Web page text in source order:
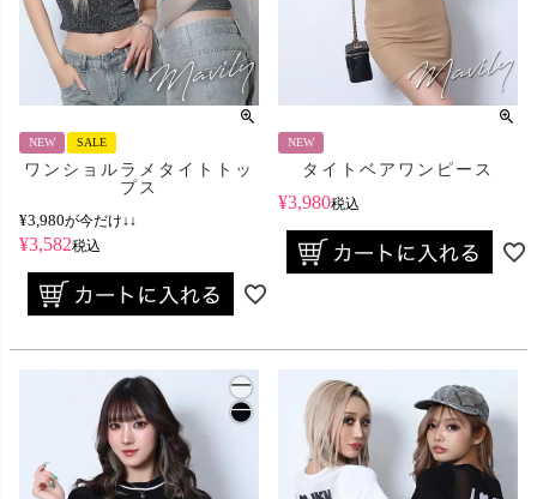
NEW SALE
ワンショルラメタイトトッ
プス
¥3,980が今だけ↓↓
¥3,582税込
NEW
タイトベアワンピース
¥3,980税込